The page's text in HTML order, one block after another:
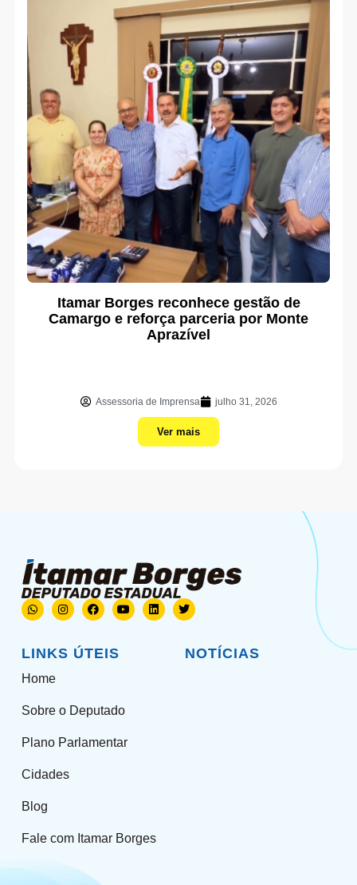
Itamar Borges reconhece gestão de
Camargo e reforça parceria por Monte
Aprazível
Assessoria de Imprensa julho 31, 2026
Ver mais
LINKS ÚTEIS
Home
Sobre o Deputado
Plano Parlamentar
Cidades
Blog
Fale com Itamar Borges
NOTÍCIAS